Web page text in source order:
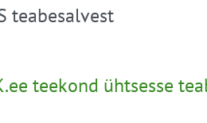
[...]
teabesalvest
teekond ühtsesse